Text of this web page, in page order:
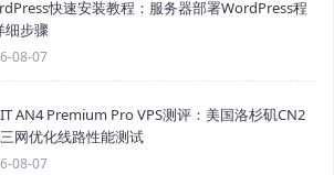
快速安装教程：服务器部署WordPress程
细步骤
08-07
AN4 Premium Pro VPS测评：美国洛杉矶CN2
网优化线路性能测试
08-07